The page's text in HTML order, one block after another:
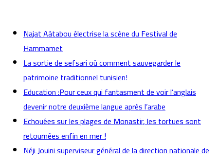
Najat Aâtabou électrise la scène du Festival de
Hammamet
La sortie de sefsari où comment sauvegarder le
patrimoine traditionnel tunisien!
Education :Pour ceux qui fantasment de voir l’anglais
devenir notre deuxième langue après l’arabe
Echouées sur les plages de Monastir, les tortues sont
retournées enfin en mer !
Néji Jouini superviseur général de la direction nationale de